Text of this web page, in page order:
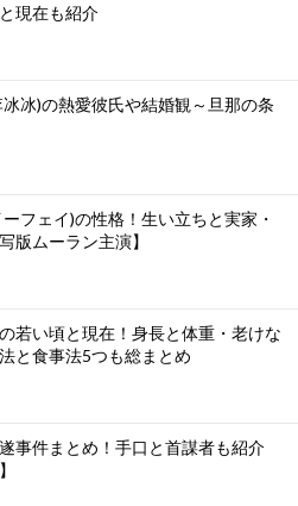
現在も紹介
冰冰)の熱愛彼氏や結婚観～旦那の条
フェイ)の性格！生い立ちと実家・
版ムーラン主演】
若い頃と現在！身長と体重・老けな
と食事法5つも総まとめ
事件まとめ！手口と首謀者も紹介